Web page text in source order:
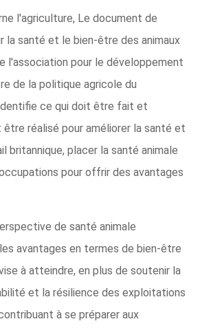
l'agriculture, Le document de
la santé et le bien-être des animaux
l'association pour le développement
de la politique agricole du
identifie ce qui doit être fait et
réalisé pour améliorer la santé et
britannique, placer la santé animale
pour offrir des avantages
de santé animale
avantages en termes de bien-être
à atteindre, en plus de soutenir la
et la résilience des exploitations
à se préparer aux